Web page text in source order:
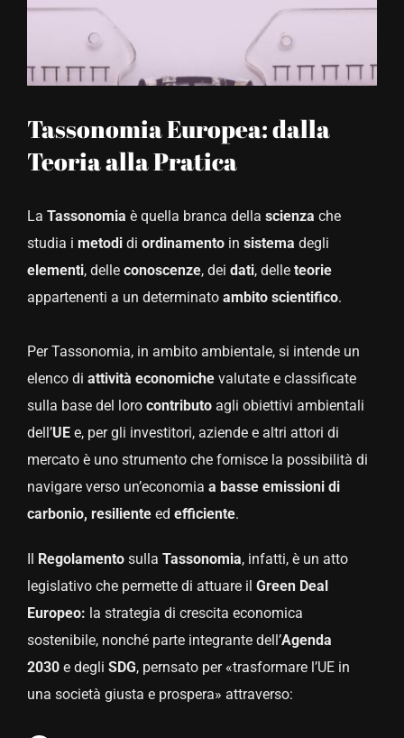
CONTATTACI
Tassonomia Europea: dalla
Teoria alla Pratica
La Tassonomia è quella branca della scienza che
studia i metodidi ordinamentoin sistema degli
elementi, delle conoscenze, dei dati, delle teorie
appartenenti a un determinato ambito scientifico.
Per Tassonomia, in ambito ambientale, si intende un
elenco di attività economichevalutate e classificate
sulla base del loro contributoagli obiettivi ambientali
dell’UEe, per gli investitori, aziende e altri attori di
mercato è uno strumento che fornisce la possibilità di
navigare verso un’economia a basse emissioni di
carbonio, resiliente ed efficiente.
Regolamentosulla Tassonomia, infatti, è un atto
legislativo che permette di attuare il Green Deal
Europeo: la strategia di crescita economica
sostenibile, nonché parte integrante dell’Agenda
2030e degli SDG, pernsato per «trasformare l’UE in
una società giusta e prospera» attraverso: